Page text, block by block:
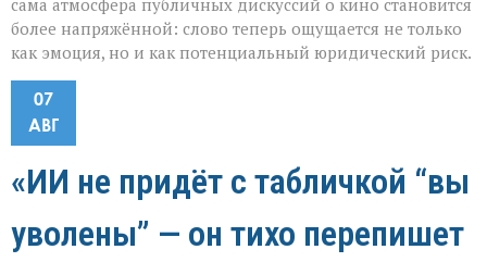
сама атмосфера публичных дискуссий о кино становится
более напряжённой: слово теперь ощущается не только
как эмоция, но и как потенциальный юридический риск.
07
АВГ
«ИИ не придёт с табличкой “вы
уволены” — он тихо перепишет